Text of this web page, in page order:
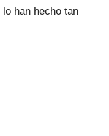
han hecho tan